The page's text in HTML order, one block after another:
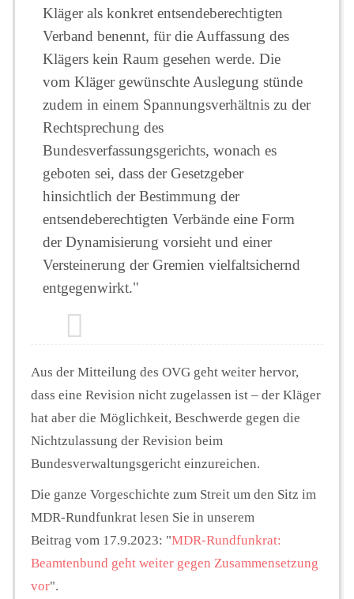
Kläger als konkret entsendeberechtigten
Verband benennt, für die Auffassung des
Klägers kein Raum gesehen werde. Die
vom Kläger gewünschte Auslegung stünde
zudem in einem Spannungsverhältnis zu der
Rechtsprechung des
Bundesverfassungsgerichts, wonach es
geboten sei, dass der Gesetzgeber
hinsichtlich der Bestimmung der
entsendeberechtigten Verbände eine Form
der Dynamisierung vorsieht und einer
Versteinerung der Gremien vielfaltsichernd
entgegenwirkt."
Aus der Mitteilung des OVG geht weiter hervor,
dass eine Revision nicht zugelassen ist – der Kläger
hat aber die Möglichkeit, Beschwerde gegen die
Nichtzulassung der Revision beim
Bundesverwaltungsgericht einzureichen.
Die ganze Vorgeschichte zum Streit um den Sitz im
MDR-Rundfunkrat lesen Sie in unserem
Beitrag vom 17.9.2023: "MDR-Rundfunkrat:
Beamtenbund geht weiter gegen Zusammensetzung
vor".